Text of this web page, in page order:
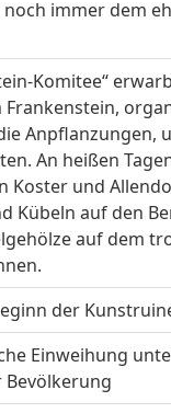
noch immer dem
Komitee“
Frankenstein,
Anpflanzungen,
An heißen
Koster und
Kübeln auf den
auf dem
der
Einweihung
Bevölkerung